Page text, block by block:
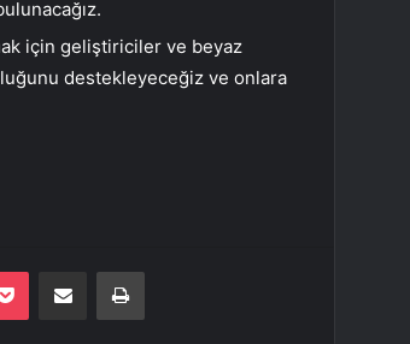
için geliştiriciler ve beyaz
destekleyeceğiz ve onlara
Pocket E-Posta ile paylaş Yazdır